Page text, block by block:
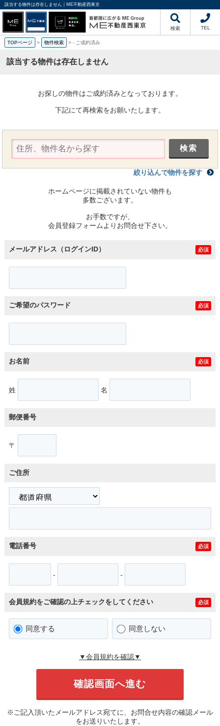
該当する物件は存在しません｜ME不動産西東京
検索 TEL
TOPページ > 物件検索 >- ご成約済み
該当する物件は存在しません
お探しの物件はご成約済みとなっております。
下記にて再検索をお願いたします。
絞り込んで物件を探す
ホームページに掲載されていない物件も
多数ございます。
お手数ですが、
会員登録フォームよりお問合せ下さい。
メールアドレス（ログインID） 必須
ご希望のパスワード 必須
お名前 必須
姓 名
郵便番号
〒
ご住所
電話番号 必須
- -
会員規約をご確認の上チェックをしてください 必須
同意する 同意しない
▼会員規約を確認▼
※ご記入頂いたメールアドレス宛てに、お問合せ内容の確認メール
をお送りいたします。